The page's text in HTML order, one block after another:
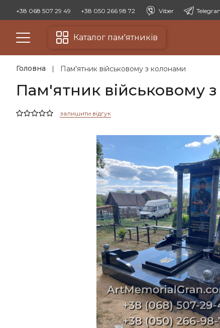
+38 068 507 29 49 +38 050 266 98 72 Viber
Каталог пам'ятників
Головна Пам'ятник військовому з колонами
Пам'ятник військовому
залишити відгук